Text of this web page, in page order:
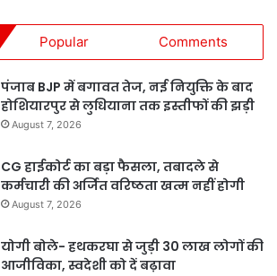
Popular Comments
पंजाब BJP में बगावत तेज, नई नियुक्ति के बाद
होशियारपुर से लुधियाना तक इस्तीफों की झड़ी
August 7, 2026
CG हाईकोर्ट का बड़ा फैसला, तबादले से
कर्मचारी की अर्जित वरिष्ठता खत्म नहीं होगी
August 7, 2026
योगी बोले- हथकरघा से जुड़ी 30 लाख लोगों की
आजीविका, स्वदेशी को दें बढ़ावा